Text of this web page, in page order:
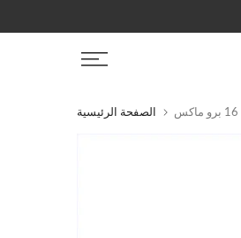
إلى
الصفحة الرئيسية